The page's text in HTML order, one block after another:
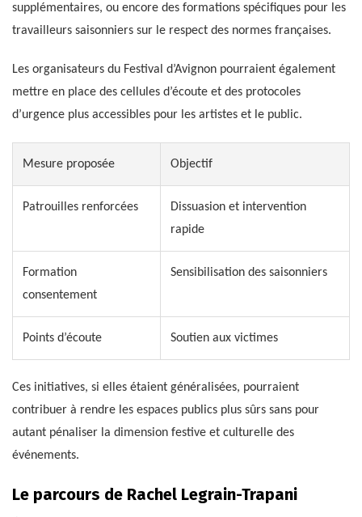
supplémentaires, ou encore des formations spécifiques pour les
travailleurs saisonniers sur le respect des normes françaises.
Les organisateurs du Festival d’Avignon pourraient également
mettre en place des cellules d’écoute et des protocoles
d’urgence plus accessibles pour les artistes et le public.
Mesure proposée Objectif
Patrouilles renforcées
Dissuasion et intervention
rapide
Formation
consentement
Sensibilisation des saisonniers
Points d’écoute Soutien aux victimes
Ces initiatives, si elles étaient généralisées, pourraient
contribuer à rendre les espaces publics plus sûrs sans pour
autant pénaliser la dimension festive et culturelle des
événements.
Le parcours de Rachel Legrain-Trapani